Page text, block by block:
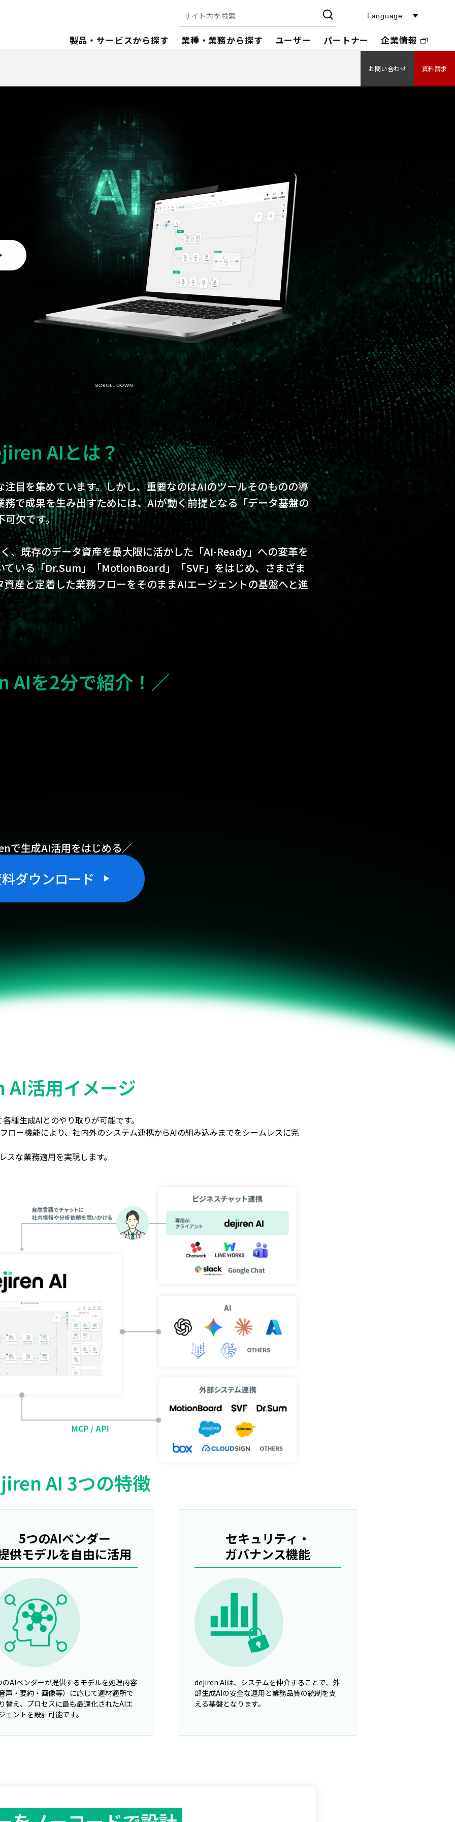
製品・サービスから探す 業種・業務から探す ユーザー パートナー 企業情報
Language
お問い合わせ 資料請求
AIとは？
目を集めています。しかし、重要なのはAIのツールそのものの導
で成果を生み出すためには、AIが動く前提となる「データ基盤の
可欠です。
、既存のデータ資産を最大限に活かした「AI-Ready」への変革を
いる「Dr.Sum」「MotionBoard」「SVF」をはじめ、さまざま
産と定着した業務フローをそのままAIエージェントの基盤へと進
AIを2分で紹介！／
で生成AI活用をはじめる／
ダウンロード
活用イメージ
種生成AIとのやり取りが可能です。
ー機能により、社内外のシステム連携からAIの組み込みまでをシームレスに完
な業務適用を実現します。
AI 3つの特徴
5つのAIベンダー
供モデルを自由に活用
のAIベンダーが提供するモデルを処理内容
声・要約・画像等）に応じて適材適所で
替え、プロセスに最も最適化されたAIエ
ェントを設計可能です。
セキュリティ・
ガバナンス機能
dejiren AIは、システムを仲介することで、外
部生成AIの安全な運用と業務品質の統制を支
える基盤となります。